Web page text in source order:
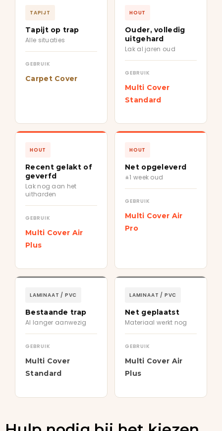
TAPIJT
Tapijt op trap
Alle situaties
GEBRUIK
Carpet Cover
HOUT
Ouder, volledig
uitgehard
Lak al jaren oud
GEBRUIK
Multi Cover
Standard
HOUT
Recent gelakt of
geverfd
Lak nog aan het
uitharden
GEBRUIK
Multi Cover Air
Plus
HOUT
Net opgeleverd
±1 week oud
GEBRUIK
Multi Cover Air
Pro
LAMINAAT / PVC
Bestaande trap
Al langer aanwezig
GEBRUIK
Multi Cover
Standard
LAMINAAT / PVC
Net geplaatst
Materiaal werkt nog
GEBRUIK
Multi Cover Air
Plus